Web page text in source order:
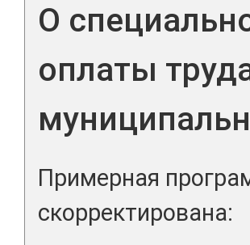
О
оплаты
Примерная
скорректирована: